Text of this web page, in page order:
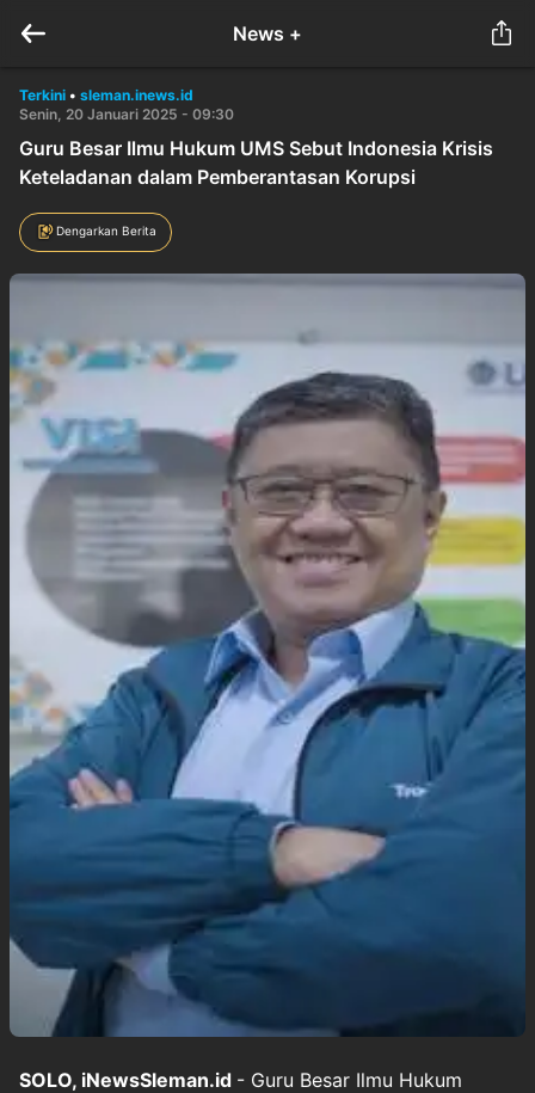
News +
Terkini • sleman.inews.id
Senin, 20 Januari 2025 - 09:30
Guru Besar Ilmu Hukum UMS Sebut Indonesia Krisis
Keteladanan dalam Pemberantasan Korupsi
Dengarkan Berita
SOLO, iNewsSleman.id - Guru Besar Ilmu Hukum